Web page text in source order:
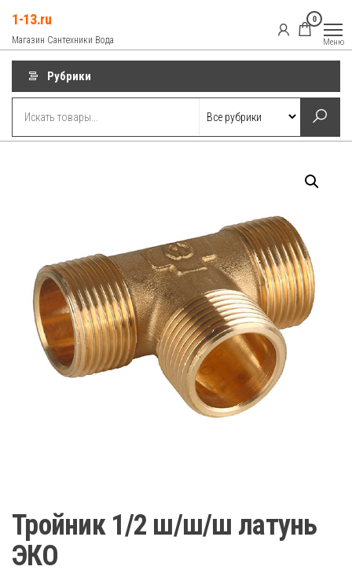
содержимому
1-13.ru
Магазин Сантехники Вода
0
Меню
Рубрики
Тройник 1/2 ш/ш/ш латунь
ЭКО